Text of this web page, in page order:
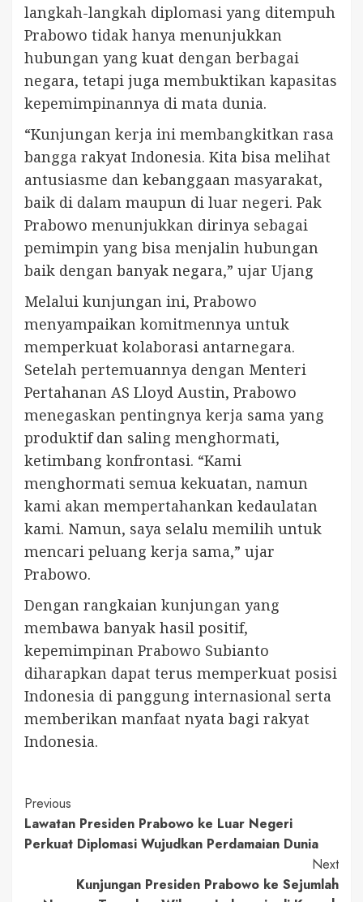
langkah-langkah diplomasi yang ditempuh
Prabowo tidak hanya menunjukkan
hubungan yang kuat dengan berbagai
negara, tetapi juga membuktikan kapasitas
kepemimpinannya di mata dunia.
“Kunjungan kerja ini membangkitkan rasa
bangga rakyat Indonesia. Kita bisa melihat
antusiasme dan kebanggaan masyarakat,
baik di dalam maupun di luar negeri. Pak
Prabowo menunjukkan dirinya sebagai
pemimpin yang bisa menjalin hubungan
baik dengan banyak negara,” ujar Ujang
Melalui kunjungan ini, Prabowo
menyampaikan komitmennya untuk
memperkuat kolaborasi antarnegara.
Setelah pertemuannya dengan Menteri
Pertahanan AS Lloyd Austin, Prabowo
menegaskan pentingnya kerja sama yang
produktif dan saling menghormati,
ketimbang konfrontasi. “Kami
menghormati semua kekuatan, namun
kami akan mempertahankan kedaulatan
kami. Namun, saya selalu memilih untuk
mencari peluang kerja sama,” ujar
Prabowo.
Dengan rangkaian kunjungan yang
membawa banyak hasil positif,
kepemimpinan Prabowo Subianto
diharapkan dapat terus memperkuat posisi
Indonesia di panggung internasional serta
memberikan manfaat nyata bagi rakyat
Indonesia.
Continue
Reading
Previous
Lawatan Presiden Prabowo ke Luar Negeri
Perkuat Diplomasi Wujudkan Perdamaian Dunia
Next
Kunjungan Presiden Prabowo ke Sejumlah